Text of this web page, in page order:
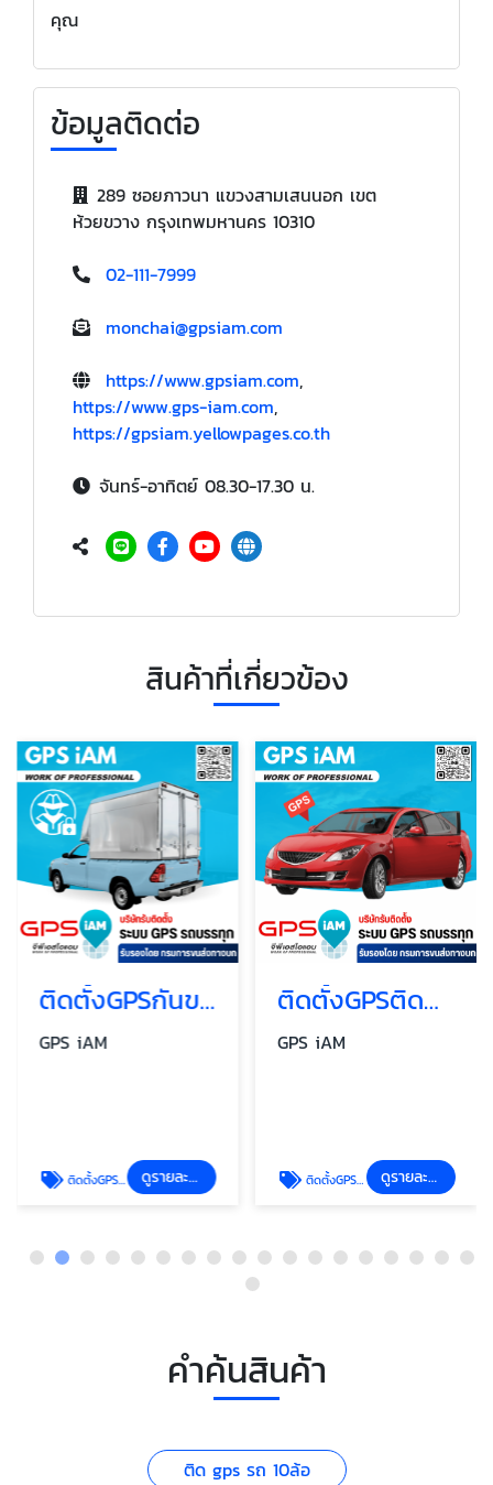
คุณ
ข้อมูลติดต่อ
289 ซอยภาวนา แขวงสามเสนนอก เขต
ห้วยขวาง กรุงเทพมหานคร 10310
02-111-7999
monchai@gpsiam.com
https://www.gpsiam.com,
https://www.gps-iam.com,
https://gpsiam.yellowpages.co.th
จันทร์-อาทิตย์ 08.30-17.30 น.
สินค้าที่เกี่ยวข้อง
ติดตั้งGPSกันขโมยรถยนต์
GPS iAM
ติดตั้งGPSกันขโมยรถยนต์ ดูรายละเอียด
ติดตั้งGPSติดตามรถ GPSติดตามพาหนะ
GPS iAM
ติดตั้งGPSติดตามรถ GPSติดตามพาหนะ ดูรายละเอียด
คำค้นสินค้า
ติด gps รถ 10ล้อ